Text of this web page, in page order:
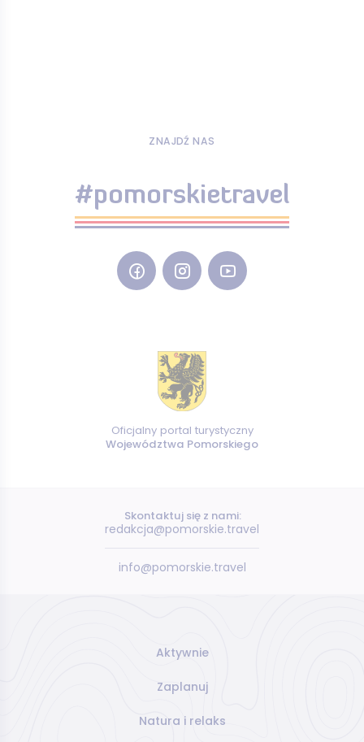
ZNAJDŹ NAS
#pomorskietravel
Oficjalny portal turystyczny
Województwa Pomorskiego
Skontaktuj się z nami:
redakcja@pomorskie.travel
info@pomorskie.travel
Aktywnie
Zaplanuj
Natura i relaks